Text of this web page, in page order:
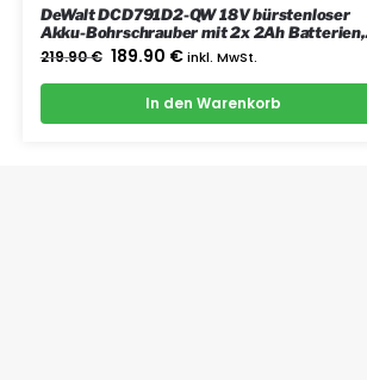
DeWalt DCD791D2-QW 18V bürstenloser
Akku-Bohrschrauber mit 2x 2Ah Batterien,
Ladegerät und Koffer
219.90€ 189.90 € inkl. MwSt.
In den Warenkorb